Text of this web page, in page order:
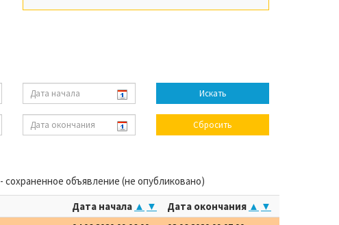
- сохраненное объявление (не опубликовано)
Дата начала ▲ ▼ Дата окончания ▲ ▼